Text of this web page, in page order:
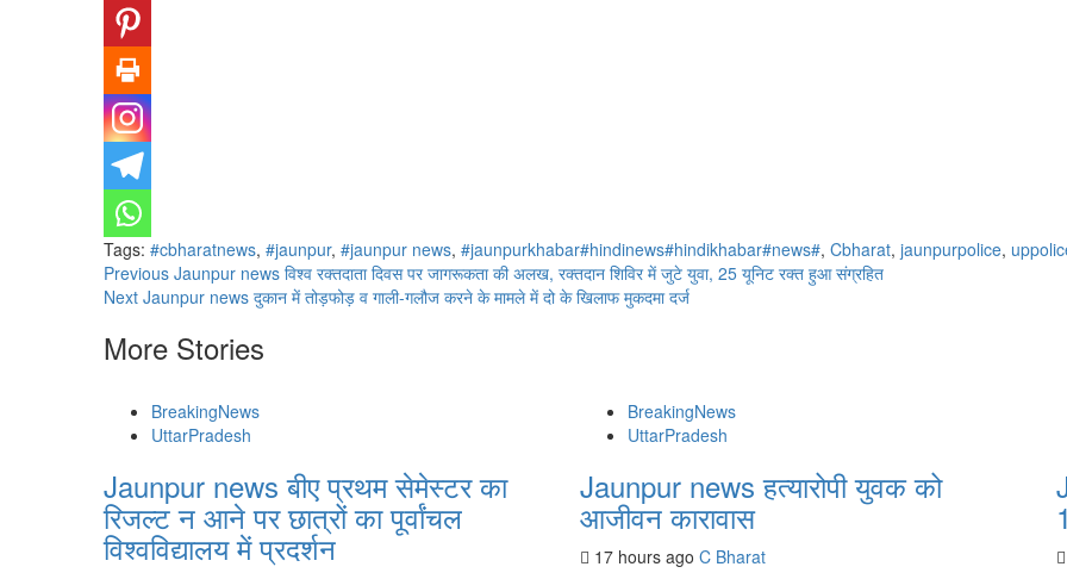
Tags: #cbharatnews, #jaunpur, #jaunpur news, #jaunpurkhabar#hindinews#hindikhabar#news#, Cbharat, jaunpurpolice,
Continue
Reading
Previous Jaunpur news विश्व रक्तदाता दिवस पर जागरूकता की अलख, रक्तदान शिविर में जुटे युवा, 25 यूनिट रक्त हुआ संग्रहित
Next Jaunpur news दुकान में तोड़फोड़ व गाली-गलौज करने के मामले में दो के खिलाफ मुकदमा दर्ज
More Stories
BreakingNews
UttarPradesh
Jaunpur news बीए प्रथम सेमेस्टर का
रिजल्ट न आने पर छात्रों का पूर्वांचल
विश्वविद्यालय में प्रदर्शन
BreakingNews
UttarPradesh
Jaunpur news हत्यारोपी युवक को
आजीवन कारावास
17 hours ago C Bharat